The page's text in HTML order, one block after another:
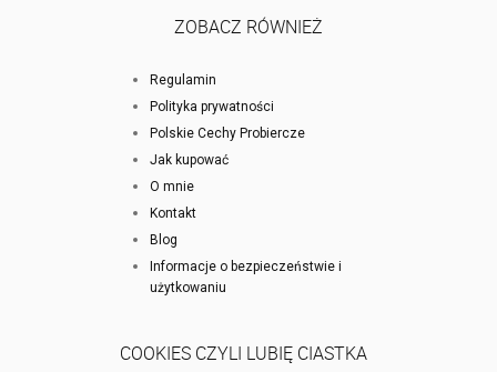
ZOBACZ RÓWNIEŻ
Regulamin
Polityka prywatności
Polskie Cechy Probiercze
Jak kupować
O mnie
Kontakt
Blog
Informacje o bezpieczeństwie i
użytkowaniu
COOKIES CZYLI LUBIĘ CIASTKA